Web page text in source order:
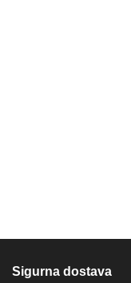
Sigurna dostava